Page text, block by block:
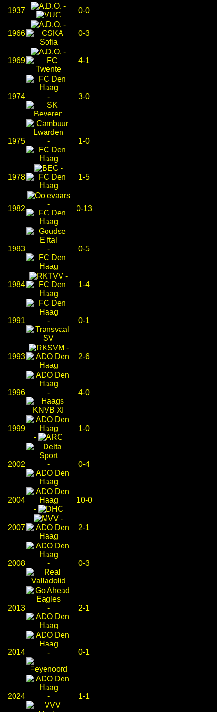
1937
-
0-0
1966
-
0-3
1969
-
4-1
1974 - 3-0
1975 - 1-0
1978
-
1-5
1982
-
0-13
1983 - 0-5
1984
-
1-4
1991 - 0-1
1993
-
2-6
1996 - 4-0
1999
-
1-0
2002 - 0-4
2004
-
10-0
2007
-
2-1
2008 - 0-3
2013 - 2-1
2014 - 0-1
2024 - 1-1